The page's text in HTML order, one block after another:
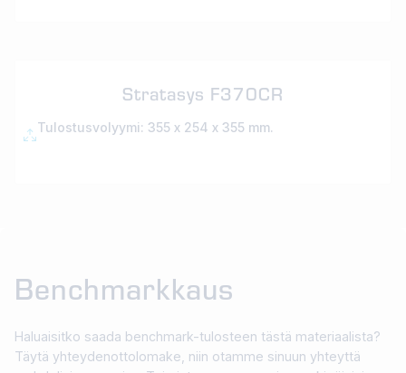
Stratasys F370CR
Tulostusvolyymi: 355 x 254 x 355 mm.
Benchmarkkaus
Haluaisitko saada benchmark-tulosteen tästä materiaalista?
Täytä yhteydenottolomake, niin otamme sinuun yhteyttä